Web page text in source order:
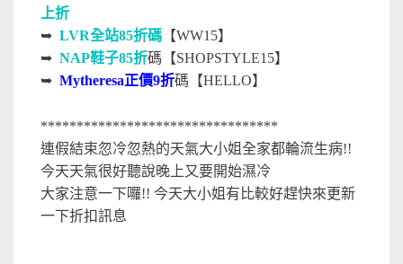
上折
➥ LVR全站85折碼 【WW15】
➥ NAP鞋子85折碼【SHOPSTYLE15】
➥ Mytheresa正價9折碼【HELLO】
*********************************
連假結束忽冷忽熱的天氣大小姐全家都輪流生病!!
今天天氣很好聽說晚上又要開始濕冷
大家注意一下囉!! 今天大小姐有比較好趕快來更新
一下折扣訊息